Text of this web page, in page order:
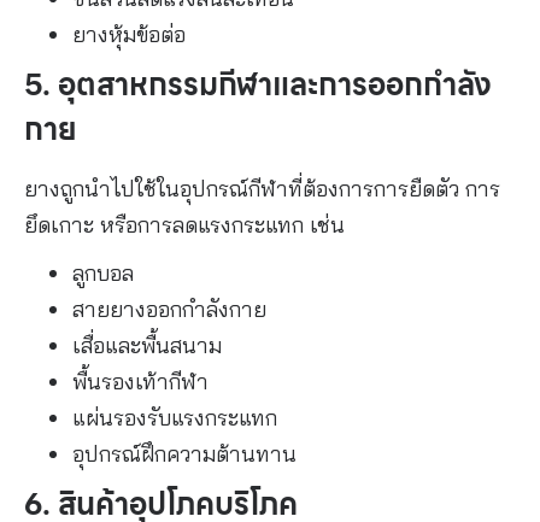
ยางหุ้มข้อต่อ
5. อุตสาหกรรมกีฬาและการออกกำลัง
กาย
ยางถูกนำไปใช้ในอุปกรณ์กีฬาที่ต้องการการยืดตัว การ
ยึดเกาะ หรือการลดแรงกระแทก เช่น
ลูกบอล
สายยางออกกำลังกาย
เสื่อและพื้นสนาม
พื้นรองเท้ากีฬา
แผ่นรองรับแรงกระแทก
อุปกรณ์ฝึกความต้านทาน
6. สินค้าอุปโภคบริโภค